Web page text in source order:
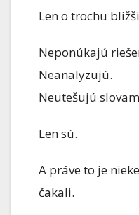
Len o trochu
Neponúkajú
Neanalyzujú.
Neutešujú
Len sú.
A práve to je
čakali.